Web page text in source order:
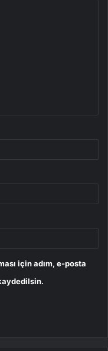
için adım, e-posta